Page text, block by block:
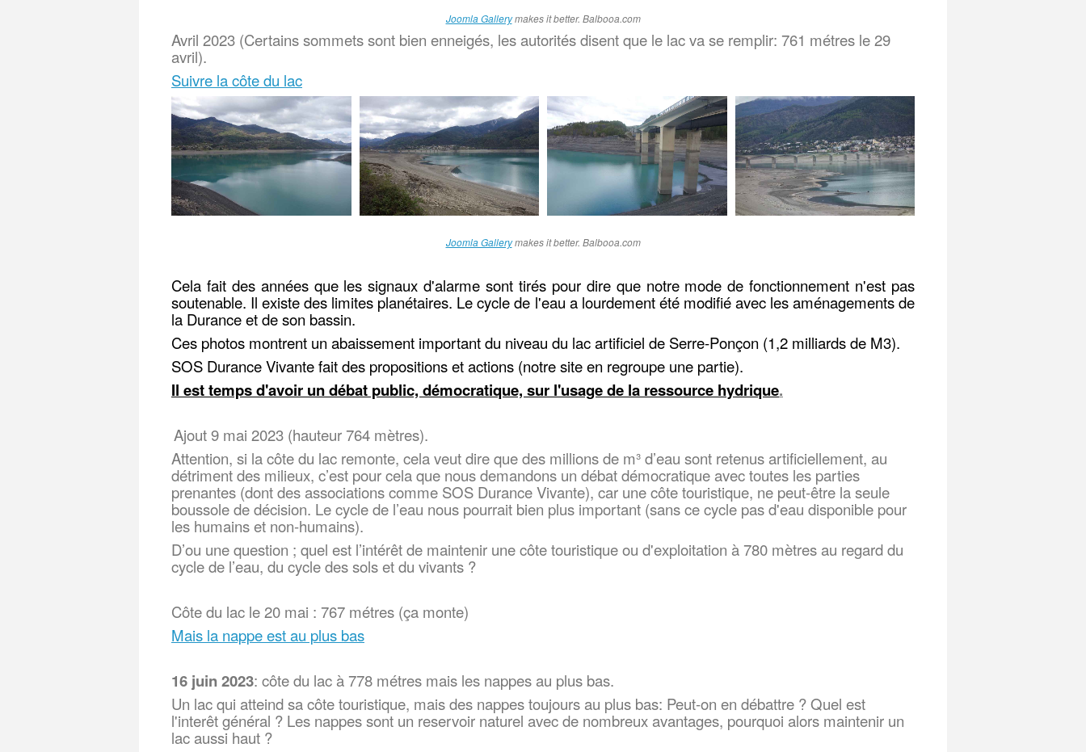
Joomla Gallerymakes it better. Balbooa.com
Avril 2023 (Certains sommets sont bien enneigés, les autorités disent que le lac va se remplir: 761 métres le 29
avril).
Suivre la côte du lac
Joomla Gallerymakes it better. Balbooa.com
Cela fait des années que les signaux d'alarme sont tirés pour dire que notre mode de fonctionnement n'est pas
soutenable. Il existe des limites planétaires. Le cycle de l'eau a lourdement été modifié avec les aménagements de
la Durance et de son bassin.
Ces photos montrent un abaissement important du niveau du lac artificiel de Serre-Ponçon (1,2 milliards de M3).
SOS Durance Vivante fait des propositions et actions (notre site en regroupe une partie).
Il est temps d'avoir un débat public, démocratique, sur l'usage de la ressource hydrique.
Ajout 9 mai 2023 (hauteur 764 mètres).
Attention, si la côte du lac remonte, cela veut dire que des millions de m³ d’eau sont retenus artificiellement, au
détriment des milieux, c’est pour cela que nous demandons un débat démocratique avec toutes les parties
prenantes (dont des associations comme SOS Durance Vivante), car une côte touristique, ne peut-être la seule
boussole de décision. Le cycle de l’eau nous pourrait bien plus important (sans ce cycle pas d'eau disponible pour
les humains et non-humains).
D’ou une question ; quel est l’intérêt de maintenir une côte touristique ou d'exploitation à 780 mètres au regard du
cycle de l’eau, du cycle des sols et du vivants ?
Côte du lac le 20 mai : 767 métres (ça monte)
Mais la nappe est au plus bas
16 juin 2023: côte du lac à 778 métres mais les nappes au plus bas.
Un lac qui atteind sa côte touristique, mais des nappes toujours au plus bas: Peut-on en débattre ? Quel est
l'interêt général ? Les nappes sont un reservoir naturel avec de nombreux avantages, pourquoi alors maintenir un
lac aussi haut ?